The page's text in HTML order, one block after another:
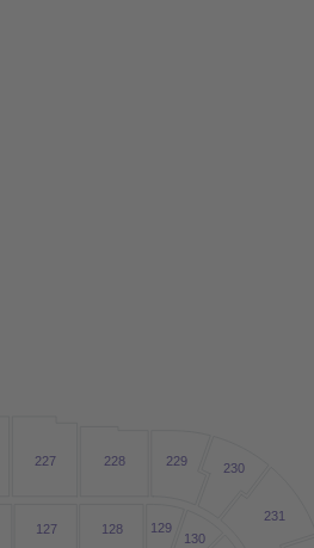
129
130
229 230
231
127 128
227 228